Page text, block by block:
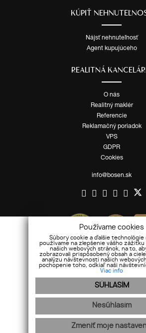
Používame cookies
Súbory cookie a ďalšie technológie
používame na zlepšenie vášho zážitku
našich webových stránok, na to,
zobrazovali prispôsobený obsah a
analýzu návštevnosti našich
pochopenie toho, odkiaľ naši
Viac info
SÚHLASÍM
Nesúhlasím
Zmeniť moje
KÚPIŤ
Nájsť nehnuteľnosť
Agent kupujúceho
REALITNÁ
O nás
Realitný maklér
Referencie
Reklamačný poriadok
VPS
GDPR
Cookies
info@bosen.sk
Mapa stránok| Ochrana
webex.digital-